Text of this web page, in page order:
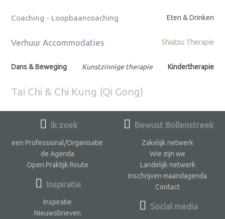
Coaching - Loopbaancoaching Eten & Drinken
Verhuur Accommodaties Shiatsu Therapie
Dans & Beweging Kunstzinnige therapie Kindertherapie
Tai Chi & Chi Kung (Qi Gong)
Ik zoek
een Professional/Organisatie
de Agenda
Open Praktijk Route
Inspiratie
Inspiratie
Nieuwsbrieven
Bewust Bollenstreek
Zakelijk netwerk
Wie zijn we
Landelijk netwerk
Inschrijven maandagenda
Contact
Social media